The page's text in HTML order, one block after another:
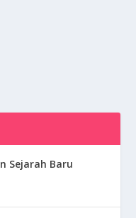
Sejarah Baru